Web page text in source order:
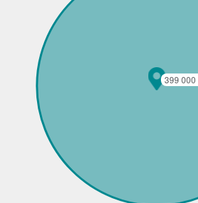
399 000